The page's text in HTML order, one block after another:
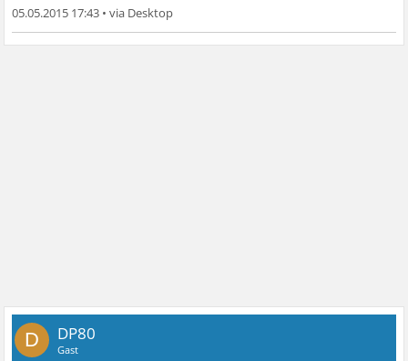
05.05.2015 17:43 •
D DP80
Gast